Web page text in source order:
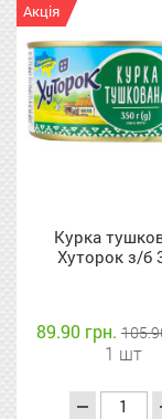
Акція
Курка
Хуторок з/б
89.90 грн.
1 шт